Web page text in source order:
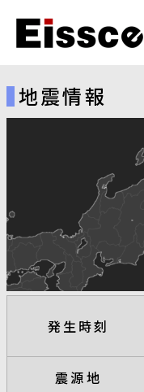
地震情報
発生時刻
震源地